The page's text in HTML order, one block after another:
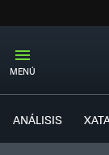
MENÚ
ANÁLISIS